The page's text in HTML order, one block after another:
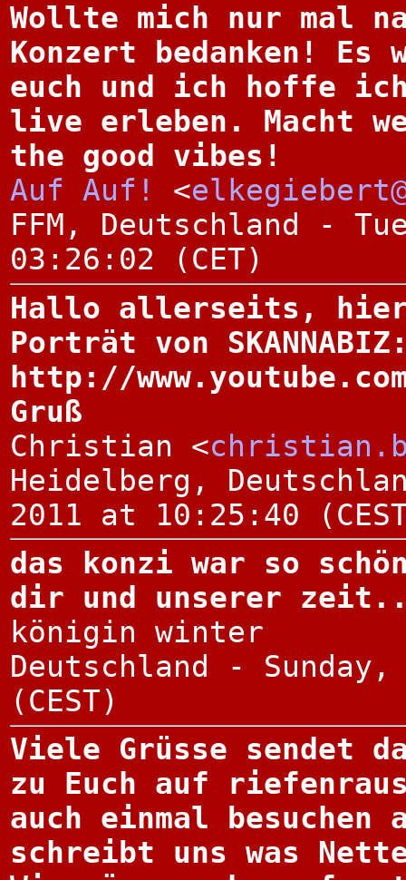
Wollte mich nur mal
Konzert bedanken!
euch und ich hoffe
live erleben. Macht
the good vibes!
Auf Auf!
<
FFM, Deutschland -
03:26:02 (CET)
Hallo allerseits,
Porträt von
http://
Gruß
Christian <
Heidelberg,
2011 at 10:25:40
das konzi war so
dir und unserer
königin winter
Deutschland -
(CEST)
Viele Grüsse sendet
zu Euch auf
auch einmal
schreibt uns was